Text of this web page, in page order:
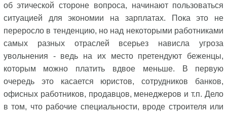
об этической стороне вопроса, начинают пользоваться
ситуацией для экономии на зарплатах. Пока это не
переросло в тенденцию, но над некоторыми работниками
самых разных отраслей всерьез нависла угроза
увольнения - ведь на их место претендуют беженцы,
которым можно платить вдвое меньше. В первую
очередь это касается юристов, сотрудников банков,
офисных работников, продавцов, менеджеров и т.п. Дело
в том, что рабочие специальности, вроде строителя или